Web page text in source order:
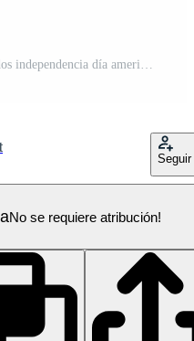
contento 4to de julio Estados Unidos independencia día americano nacional bandera acuarela pintura y verderón, ai generativo PNG Pro
Seguir
No se requiere atribución!